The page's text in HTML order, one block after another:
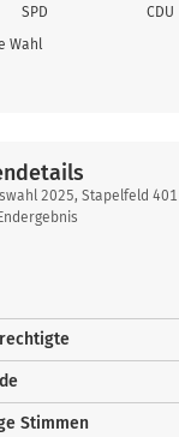
SPD CDU
Wahl
2025, Stapelfeld 401
Stimmen